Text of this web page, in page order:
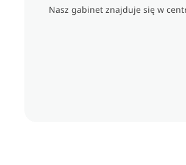
Nasz gabinet znajduje się w